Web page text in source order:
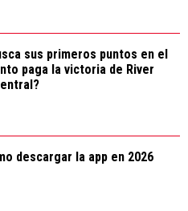
sus primeros puntos en el
paga la victoria de River
descargar la app en 2026